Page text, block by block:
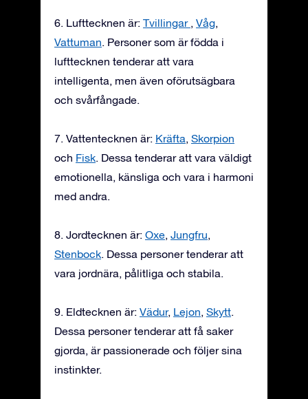
6. Lufttecknen är: Tvillingar , Våg,
Vattuman. Personer som är födda i
lufttecknen tenderar att vara
intelligenta, men även oförutsägbara
och svårfångade.
7. Vattentecknen är: Kräfta, Skorpion
och Fisk. Dessa tenderar att vara väldigt
emotionella, känsliga och vara i harmoni
med andra.
8. Jordtecknen är: Oxe, Jungfru,
Stenbock. Dessa personer tenderar att
vara jordnära, pålitliga och stabila.
9. Eldtecknen är: Vädur, Lejon, Skytt.
Dessa personer tenderar att få saker
gjorda, är passionerade och följer sina
instinkter.